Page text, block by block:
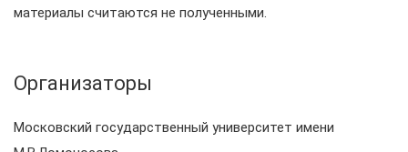
материалы считаются не полученными.
Организаторы
Московский государственный университет имени